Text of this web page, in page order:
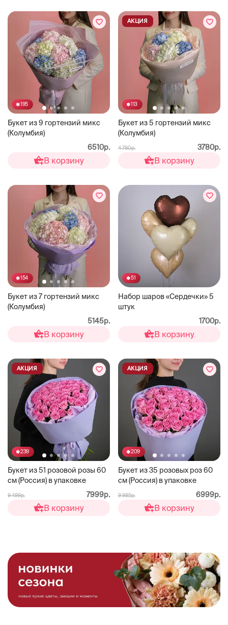
195
Букет из 9 гортензий микс
(Колумбия)
6510р.
В корзину
113
Букет из 5 гортензий микс
(Колумбия)
АКЦИЯ
4 780р. 3780р.
В корзину
154
Букет из 7 гортензий микс
(Колумбия)
5145р.
В корзину
51
Набор шаров «Сердечки» 5
штук
1700р.
В корзину
239
Букет из 51 розовой розы 60
см (Россия) в упаковке
АКЦИЯ
9 499р. 7999р.
В корзину
209
Букет из 35 розовых роз 60
см (Россия) в упаковке
АКЦИЯ
9 985р. 6999р.
В корзину